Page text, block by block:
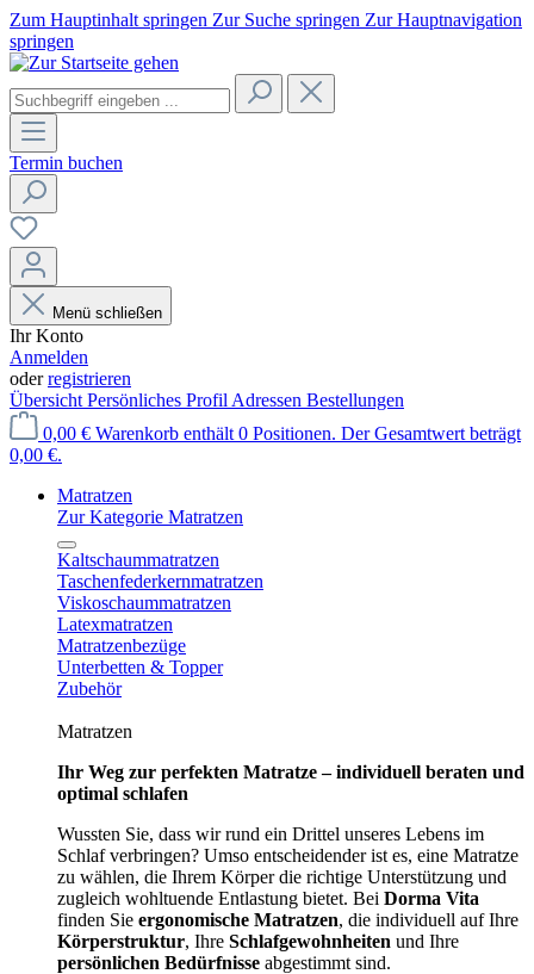
Zum Hauptinhalt springen Zur Suche springen Zur Hauptnavigation
springen
Termin buchen
Menü schließen
Ihr Konto
Anmelden
oderregistrieren
Übersicht Persönliches Profil Adressen Bestellungen
0,00 € Warenkorb enthält 0 Positionen. Der Gesamtwert beträgt
0,00 €.
Matratzen
Zur Kategorie Matratzen
Kaltschaummatratzen
Taschenfederkernmatratzen
Viskoschaummatratzen
Latexmatratzen
Matratzenbezüge
Unterbetten & Topper
Zubehör
Matratzen
Ihr Weg zur perfekten Matratze – individuell beraten und
optimal schlafen
Wussten Sie, dass wir rund ein Drittel unseres Lebens im
Schlaf verbringen? Umso entscheidender ist es, eine Matratze
zu wählen, die Ihrem Körper die richtige Unterstützung und
zugleich wohltuende Entlastung bietet. Bei Dorma Vita
finden Sie ergonomische Matratzen, die individuell auf Ihre
Körperstruktur, Ihre Schlafgewohnheiten und Ihre
persönlichen Bedürfnisse abgestimmt sind.